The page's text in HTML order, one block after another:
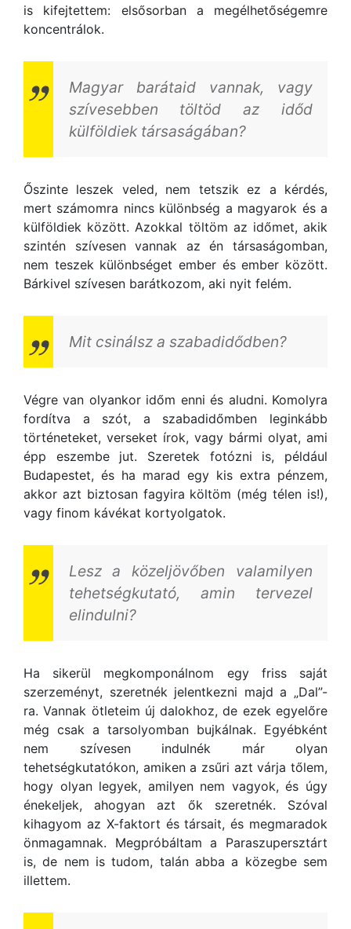
is kifejtettem: elsősorban a megélhetőségemre
koncentrálok.
Magyar barátaid vannak, vagy
szívesebben töltöd az időd
külföldiek társaságában?
Őszinte leszek veled, nem tetszik ez a kérdés,
mert számomra nincs különbség a magyarok és a
külföldiek között. Azokkal töltöm az időmet, akik
szintén szívesen vannak az én társaságomban,
nem teszek különbséget ember és ember között.
Bárkivel szívesen barátkozom, aki nyit felém.
Mit csinálsz a szabadidődben?
Végre van olyankor időm enni és aludni. Komolyra
fordítva a szót, a szabadidőmben leginkább
történeteket, verseket írok, vagy bármi olyat, ami
épp eszembe jut. Szeretek fotózni is, például
Budapestet, és ha marad egy kis extra pénzem,
akkor azt biztosan fagyira költöm (még télen is!),
vagy finom kávékat kortyolgatok.
Lesz a közeljövőben valamilyen
tehetségkutató, amin tervezel
elindulni?
Ha sikerül megkomponálnom egy friss saját
szerzeményt, szeretnék jelentkezni majd a „Dal”-
ra. Vannak ötleteim új dalokhoz, de ezek egyelőre
még csak a tarsolyomban bujkálnak. Egyébként
nem szívesen indulnék már olyan
tehetségkutatókon, amiken a zsűri azt várja tőlem,
hogy olyan legyek, amilyen nem vagyok, és úgy
énekeljek, ahogyan azt ők szeretnék. Szóval
kihagyom az X-faktort és társait, és megmaradok
önmagamnak. Megpróbáltam a Paraszupersztárt
is, de nem is tudom, talán abba a közegbe sem
illettem.